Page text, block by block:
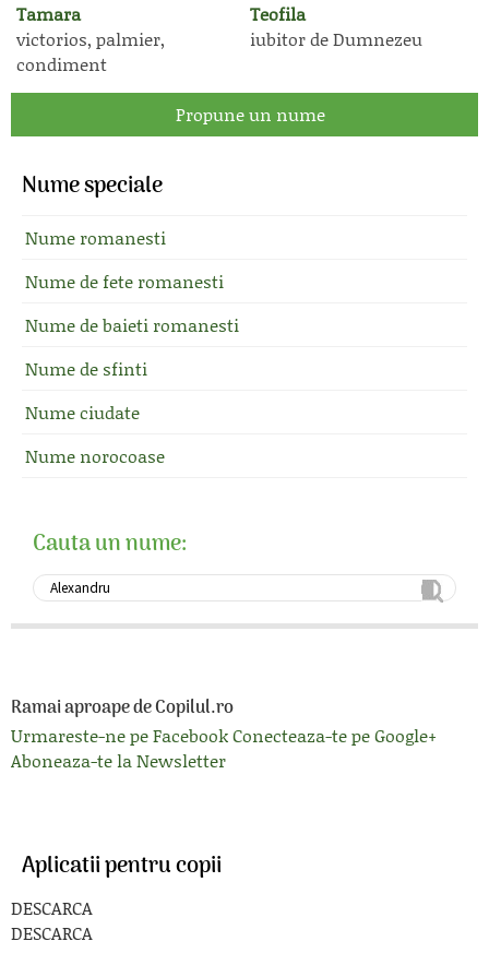
Tamara
victorios, palmier,
condiment
Teofila
iubitor de Dumnezeu
Propune un nume
Nume speciale
Nume romanesti
Nume de fete romanesti
Nume de baieti romanesti
Nume de sfinti
Nume ciudate
Nume norocoase
Cauta un nume:
Ramai aproape de Copilul.ro
Urmareste-ne pe FacebookConecteaza-te pe Google+
Aboneaza-te la Newsletter
Aplicatii pentru copii
DESCARCA
DESCARCA